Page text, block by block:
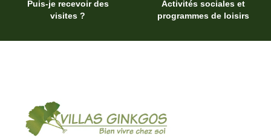
Puis-je recevoir des
visites ?
Activités sociales et
programmes de loisirs